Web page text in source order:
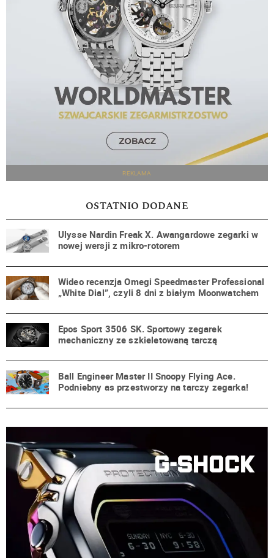
REKLAMA
OSTATNIO DODANE
Ulysse Nardin Freak X. Awangardowe zegarki w
nowej wersji z mikro-rotorem
Wideo recenzja Omegi Speedmaster Professional
„White Dial”, czyli 8 dni z białym Moonwatchem
Epos Sport 3506 SK. Sportowy zegarek
mechaniczny ze szkieletowaną tarczą
Ball Engineer Master II Snoopy Flying Ace.
Podniebny as przestworzy na tarczy zegarka!